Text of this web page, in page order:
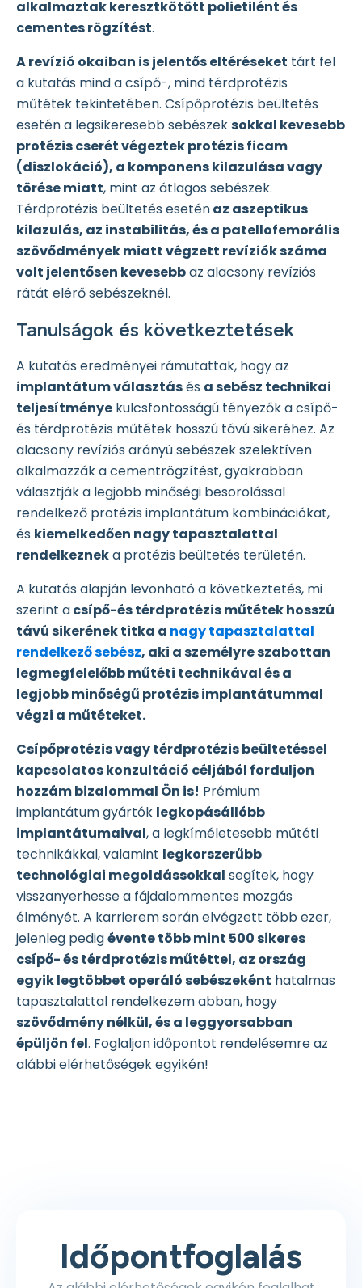
alkalmaztak keresztkötött polietilént és
cementes rögzítést.
A revízió okaiban is jelentős eltéréseket tárt fel
a kutatás mind a csípő-, mind térdprotézis
műtétek tekintetében. Csípőprotézis beültetés
esetén a legsikeresebb sebészeksokkal kevesebb
protézis cserét végeztek protézis ficam
(diszlokáció), a komponens kilazulása vagy
törése miatt, mint az átlagos sebészek.
Térdprotézis beültetés eseténaz aszeptikus
kilazulás, az instabilitás, és a patellofemorális
szövődmények miatt végzett revíziók száma
volt jelentősen kevesebbaz alacsony revíziós
rátát elérő sebészeknél.
Tanulságok és következtetések
A kutatás eredményei rámutattak, hogy az
implantátum választásés a sebész technikai
teljesítménye kulcsfontosságú tényezők a csípő-
és térdprotézis műtétek hosszú távú sikeréhez. Az
alacsony revíziós arányú sebészek szelektíven
alkalmazzák a cementrögzítést, gyakrabban
választják a legjobb minőségi besorolással
rendelkező protézis implantátum kombinációkat,
és kiemelkedően nagy tapasztalattal
rendelkezneka protézis beültetés területén.
A kutatás alapján levonható a következtetés, mi
szerint acsípő-és térdprotézis műtétek hosszú
távú sikerének titka a nagy tapasztalattal
rendelkező sebész, aki a személyre szabottan
legmegfelelőbb műtéti technikával és a
legjobb minőségű protézis implantátummal
végzi a műtéteket.
Csípőprotézis vagy térdprotézis beültetéssel
kapcsolatos konzultáció céljából forduljon
hozzám bizalommal Ön is! Prémium
implantátum gyártók legkopásállóbb
implantátumaival, a legkíméletesebb műtéti
technikákkal, valamint legkorszerűbb
technológiai megoldássokkal segítek, hogy
visszanyerhesse a fájdalommentes mozgás
élményét. A karrierem során elvégzett több ezer,
jelenleg pedigévente több mint 500 sikeres
csípő- és térdprotézis műtéttel, az ország
egyik legtöbbet operáló sebészeként hatalmas
tapasztalattal rendelkezem abban, hogy
szövődmény nélkül, és a leggyorsabban
épüljön fel. Foglaljon időpontot rendelésemre az
alábbi elérhetőségek egyikén!
Időpontfoglalás